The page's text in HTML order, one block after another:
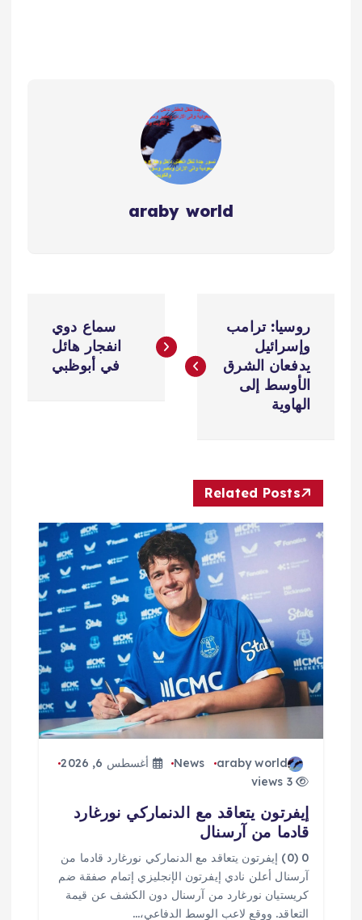
araby world
ص
م
ت
روسيا: ترامب
وإسرائيل
يدفعان الشرق
الأوسط إلى
الهاوية
سماع دوي
انفجار هائل
في أبوظبي
Related Posts
araby world
News
أغسطس 6, 2026
3 views
إيفرتون يتعاقد مع الدنماركي نورغارد
قادما من آرسنال
0 (0) إيفرتون يتعاقد مع الدنماركي نورغارد قادما من
آرسنال أعلن نادي إيفرتون الإنجليزي إتمام صفقة ضم
كريستيان نورغارد من آرسنال دون الكشف عن قيمة
التعاقد. ووقع لاعب الوسط الدفاعي،…